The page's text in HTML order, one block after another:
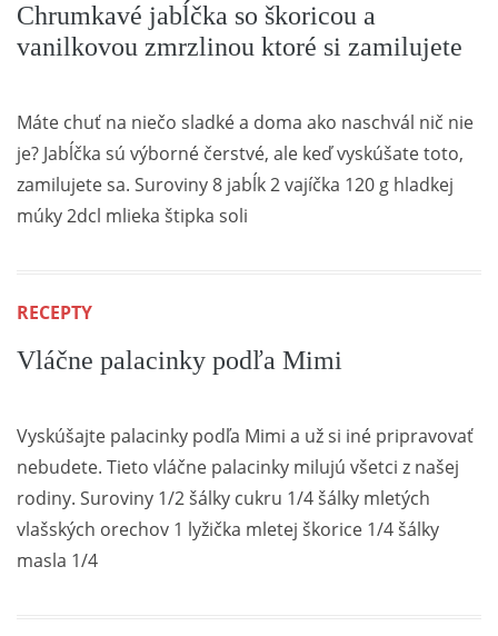
Chrumkavé jabĺčka so škoricou a
vanilkovou zmrzlinou ktoré si zamilujete
Máte chuť na niečo sladké a doma ako naschvál nič nie
je? Jabĺčka sú výborné čerstvé, ale keď vyskúšate toto,
zamilujete sa. Suroviny 8 jabĺk 2 vajíčka 120 g hladkej
múky 2dcl mlieka štipka soli
RECEPTY
Vláčne palacinky podľa Mimi
Vyskúšajte palacinky podľa Mimi a už si iné pripravovať
nebudete. Tieto vláčne palacinky milujú všetci z našej
rodiny. Suroviny 1/2 šálky cukru 1/4 šálky mletých
vlašských orechov 1 lyžička mletej škorice 1/4 šálky
masla 1/4